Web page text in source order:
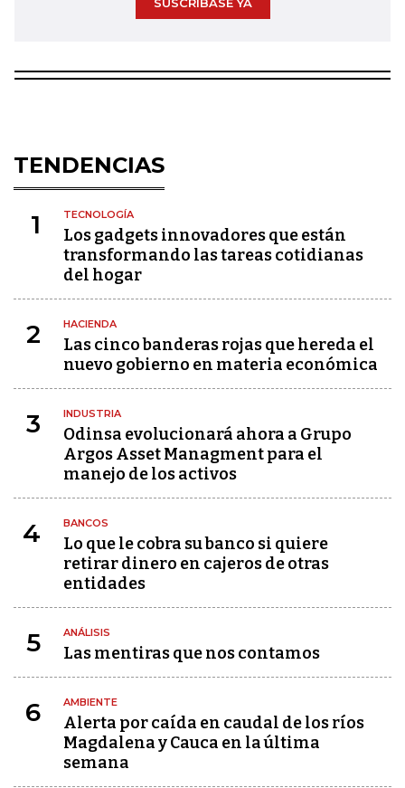
TENDENCIAS
1 TECNOLOGÍA
Los gadgets innovadores que están
transformando las tareas cotidianas
del hogar
2 HACIENDA
Las cinco banderas rojas que hereda el
nuevo gobierno en materia económica
3 INDUSTRIA
Odinsa evolucionará ahora a Grupo
Argos Asset Managment para el
manejo de los activos
4 BANCOS
Lo que le cobra su banco si quiere
retirar dinero en cajeros de otras
entidades
5 ANÁLISIS
Las mentiras que nos contamos
6 AMBIENTE
Alerta por caída en caudal de los ríos
Magdalena y Cauca en la última
semana